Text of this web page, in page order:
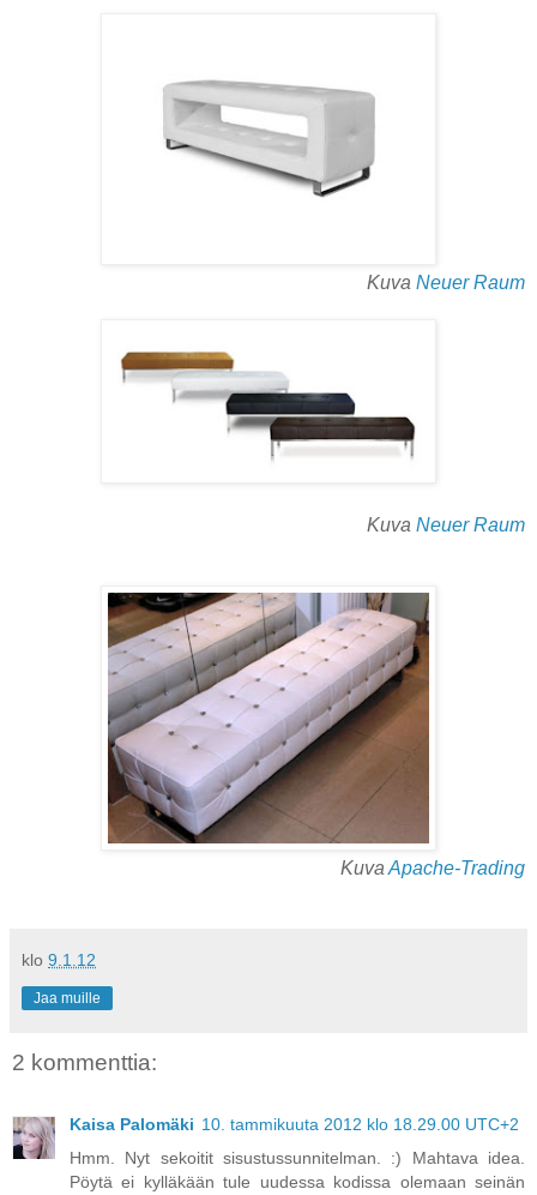
Kuva Neuer Raum
Kuva Neuer Raum
Kuva Apache-Trading
klo 9.1.12
Jaa muille
2 kommenttia:
Kaisa Palomäki 10. tammikuuta 2012 klo 18.29.00 UTC+2
Hmm. Nyt sekoitit sisustussunnitelman. :) Mahtava idea.
Pöytä ei kylläkään tule uudessa kodissa olemaan seinän